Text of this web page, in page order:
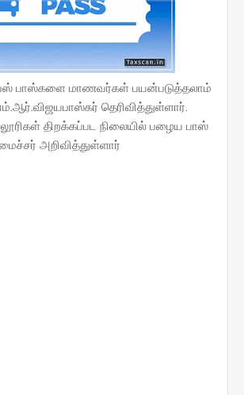
பாஸ்களை மாணவர்கள் பயன்படுத்தலாம்
தெரிவித்துள்ளார்.
திறக்கப்பட நிலையில் பழைய பாஸ்
அறிவித்துள்ளார்